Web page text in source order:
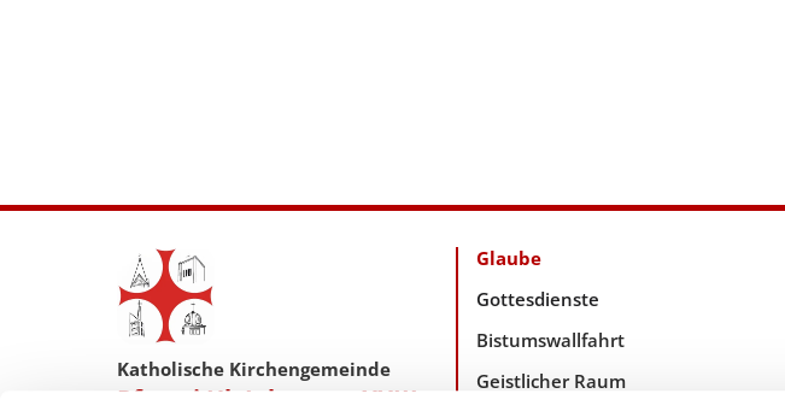
Katholische Kirchengemeinde
Pfarrei Hl. Johannes XXIII.
Glaube
Gottesdienste
Bistumswallfahrt
Geistlicher Raum